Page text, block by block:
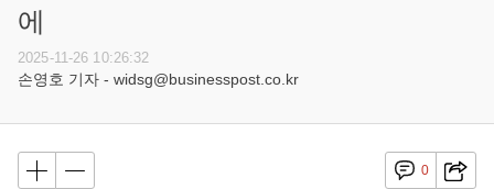
에
2025-11-26 10:26:32
손영호 기자 - widsg@businesspost.co.kr
0